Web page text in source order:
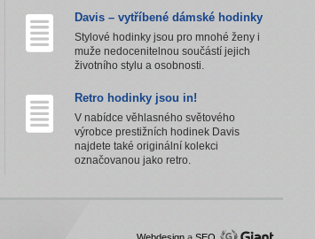
Davis – vytříbené dámské hodinky
Stylové hodinky jsou pro mnohé ženy i
muže nedocenitelnou součástí jejich
životního stylu a osobnosti.
Retro hodinky jsou in!
V nabídce věhlasného světového
výrobce prestižních hodinek Davis
najdete také originální kolekci
označovanou jako retro.